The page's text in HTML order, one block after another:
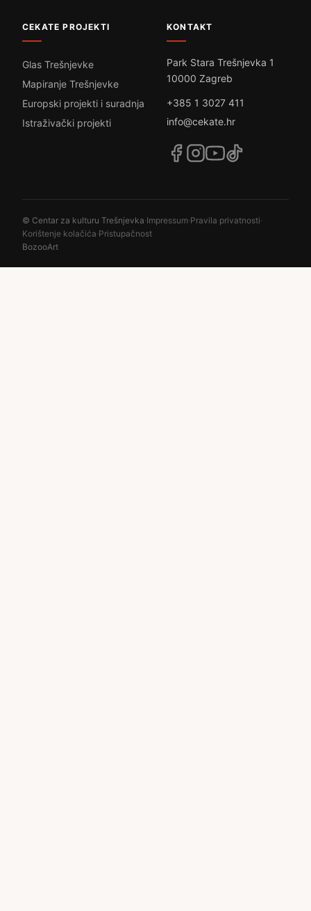
CEKATE PROJEKTI
Glas Trešnjevke
Mapiranje Trešnjevke
Europski projekti i suradnja
Istraživački projekti
KONTAKT
Park Stara Trešnjevka 1
10000 Zagreb
+385 1 3027 411
info@cekate.hr
© Centar za kulturu Trešnjevka·Impressum·Pravila privatnosti·
Korištenje kolačića·Pristupačnost
BozooArt